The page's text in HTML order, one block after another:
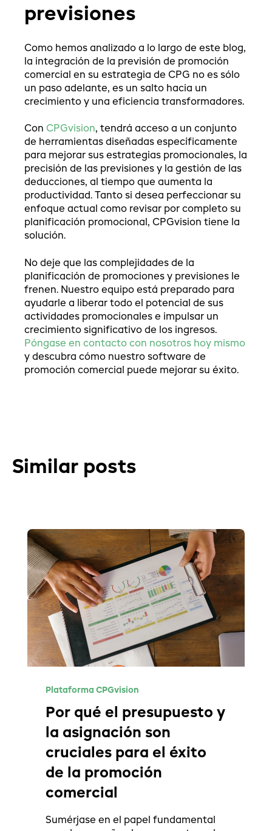
previsiones
Como hemos analizado a lo largo de este blog,
la integración de la previsión de promoción
comercial en su estrategia de CPG no es sólo
un paso adelante, es un salto hacia un
crecimiento y una eficiencia transformadores.
Con CPGvision, tendrá acceso a un conjunto
de herramientas diseñadas específicamente
para mejorar sus estrategias promocionales, la
precisión de las previsiones y la gestión de las
deducciones, al tiempo que aumenta la
productividad. Tanto si desea perfeccionar su
enfoque actual como revisar por completo su
planificación promocional, CPGvision tiene la
solución.
No deje que las complejidades de la
planificación de promociones y previsiones le
frenen. Nuestro equipo está preparado para
ayudarle a liberar todo el potencial de sus
actividades promocionales e impulsar un
crecimiento significativo de los ingresos.
Póngase en contacto con nosotros hoy mismo
y descubra cómo nuestro software de
promoción comercial puede mejorar su éxito.
Similar posts
Plataforma CPGvision
Por qué el presupuesto y
la asignación son
cruciales para el éxito
de la promoción
comercial
Sumérjase en el papel fundamental